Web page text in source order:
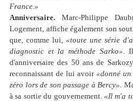
France.»
Anniversaire. Marc-Philippe
Logement, affiche également son
que, comme lui, «toute une série
diagnostic et la méthode Sarko».
d'anniversaire des 50 ans de
reconnaissant de lui avoir «donné
zéro lors de son passage à Bercy».
à sa sortie du gouvernement. «Il m'a